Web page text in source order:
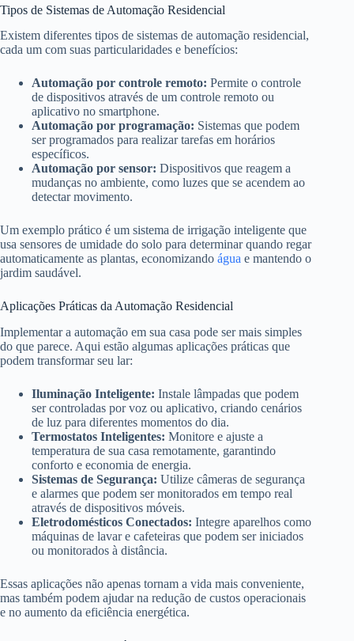
Tipos de Sistemas de Automação Residencial
Existem diferentes tipos de sistemas de automação residencial,
cada um com suas particularidades e benefícios:
Automação por controle remoto: Permite o controle
de dispositivos através de um controle remoto ou
aplicativo no smartphone.
Automação por programação: Sistemas que podem
ser programados para realizar tarefas em horários
específicos.
Automação por sensor: Dispositivos que reagem a
mudanças no ambiente, como luzes que se acendem ao
detectar movimento.
Um exemplo prático é um sistema de irrigação inteligente que
usa sensores de umidade do solo para determinar quando regar
automaticamente as plantas, economizando água e mantendo o
jardim saudável.
Aplicações Práticas da Automação Residencial
Implementar a automação em sua casa pode ser mais simples
do que parece. Aqui estão algumas aplicações práticas que
podem transformar seu lar:
Iluminação Inteligente: Instale lâmpadas que podem
ser controladas por voz ou aplicativo, criando cenários
de luz para diferentes momentos do dia.
Termostatos Inteligentes: Monitore e ajuste a
temperatura de sua casa remotamente, garantindo
conforto e economia de energia.
Sistemas de Segurança: Utilize câmeras de segurança
e alarmes que podem ser monitorados em tempo real
através de dispositivos móveis.
Eletrodomésticos Conectados: Integre aparelhos como
máquinas de lavar e cafeteiras que podem ser iniciados
ou monitorados à distância.
Essas aplicações não apenas tornam a vida mais conveniente,
mas também podem ajudar na redução de custos operacionais
e no aumento da eficiência energética.